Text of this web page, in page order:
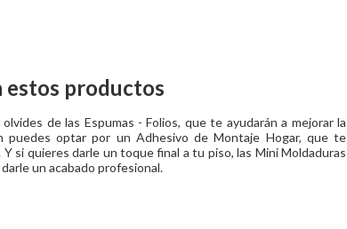
estos productos
de las Espumas - Folios, que te ayudarán a mejorar la
puedes optar por un Adhesivo de Montaje Hogar, que te
si quieres darle un toque final a tu piso, las Mini Moldaduras
un acabado profesional.